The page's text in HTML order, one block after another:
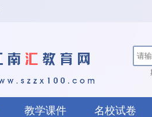
教学课件 名校试卷